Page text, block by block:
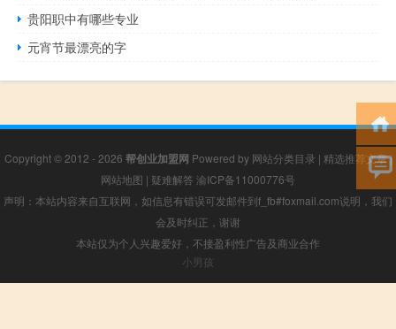
贵阳职中有哪些专业
元宵节最漂亮的字
Copyright © 2012 - 2026 帮创业加盟网 Powered by 网站分类目录 | 精选推荐文章|
网站地图 | 疑难解答 渝ICP备11000776号
声明：本站内容来自互联网，如信息有错误可发邮件到f_fb#foxmail.com说明，我们
会及时纠正，谢谢
本站仅为个人兴趣爱好，不接盈利性广告及商业合作
小男孩